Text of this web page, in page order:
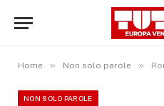
Home » Non solo parole »
NON SOLO PAROLE